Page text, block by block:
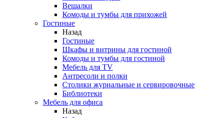
Вешалки
Комоды и тумбы для прихожей
Гостиные
Назад
Гостиные
Шкафы и витрины для гостиной
Комоды и тумбы для гостиной
Мебель для TV
Антресоли и полки
Столики журнальные и сервировочные
Библиотеки
Мебель для офиса
Назад